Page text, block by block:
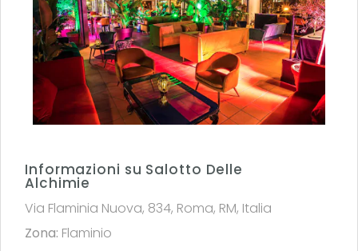
Informazioni su Salotto Delle
Alchimie
Via Flaminia Nuova, 834, Roma, RM, Italia
Zona: Flaminio